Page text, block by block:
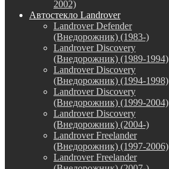
2002)
Автостекло Landrover
Landrover Defender
(Внедорожник) (1983-)
Landrover Discovery
(Внедорожник) (1989-1994)
Landrover Discovery
(Внедорожник) (1994-1998)
Landrover Discovery
(Внедорожник) (1999-2004)
Landrover Discovery
(Внедорожник) (2004-)
Landrover Freelander
(Внедорожник) (1997-2006)
Landrover Freelander